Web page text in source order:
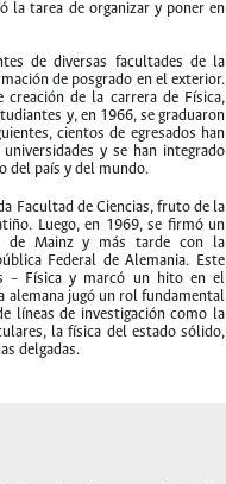
la tarea de organizar y poner en
de diversas facultades de la
de posgrado en el exterior.
de la carrera de Física,
y, en 1966, se graduaron
cientos de egresados han
y se han integrado
del país y del mundo.
Facultad de Ciencias, fruto de la
Luego, en 1969, se firmó un
de Mainz y más tarde con la
Federal de Alemania. Este
– Física y marcó un hito en el
alemana jugó un rol fundamental
líneas de investigación como la
la física del estado sólido,
delgadas.